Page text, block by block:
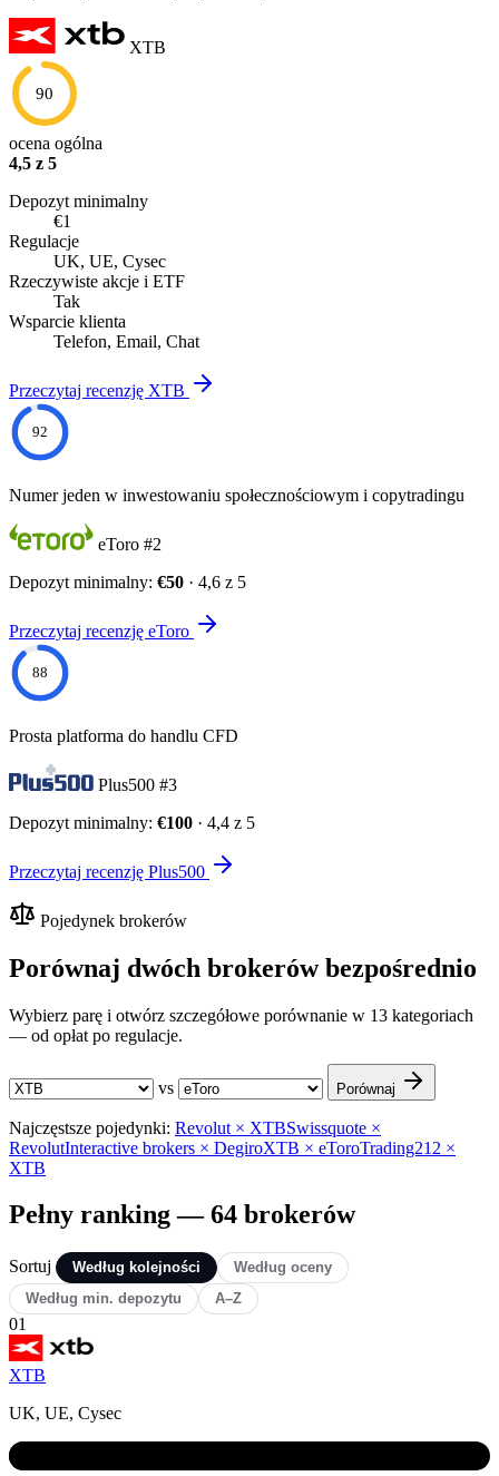
XTB
90
ocena ogólna
4,5 z 5
Depozyt minimalny
€1
Regulacje
UK, UE, Cysec
Rzeczywiste akcje i ETF
Tak
Wsparcie klienta
Telefon, Email, Chat
Przeczytaj recenzję XTB
92
Numer jeden w inwestowaniu społecznościowym i copytradingu
eToro #2
Depozyt minimalny: €50 · 4,6 z 5
Przeczytaj recenzję eToro
88
Prosta platforma do handlu CFD
Plus500 #3
Depozyt minimalny: €100 · 4,4 z 5
Przeczytaj recenzję Plus500
Pojedynek brokerów
Porównaj dwóch brokerów bezpośrednio
Wybierz parę i otwórz szczegółowe porównanie w 13 kategoriach
— od opłat po regulacje.
vs Porównaj
Najczęstsze pojedynki: Revolut × XTBSwissquote ×
RevolutInteractive brokers × DegiroXTB × eToroTrading212 ×
XTB
Pełny ranking — 64 brokerów
Sortuj Według kolejności
Według oceny
Według min. depozytu
A–Z
01
XTB
UK, UE, Cysec